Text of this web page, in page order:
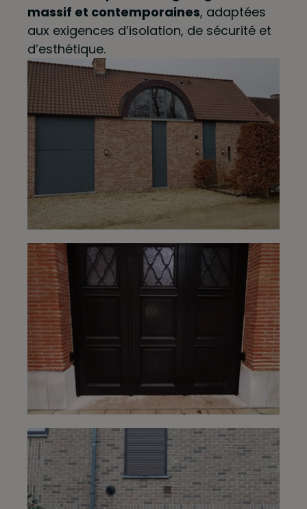
massif et contemporaines, adaptées
aux exigences d’isolation, de sécurité et
d’esthétique.